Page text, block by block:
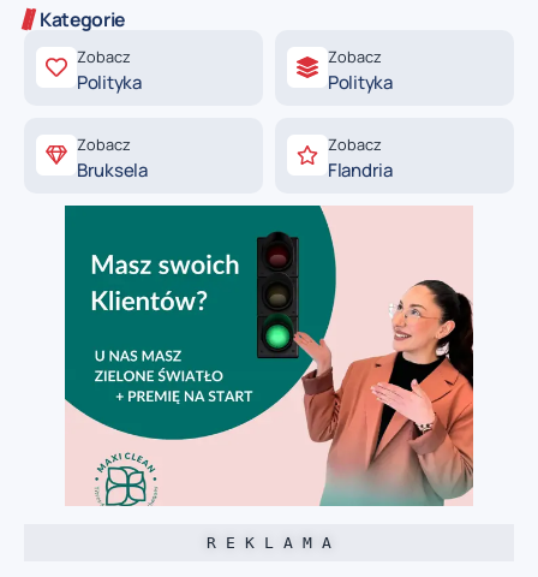
Kategorie
Zobacz
Polityka
Zobacz
Polityka
Zobacz
Bruksela
Zobacz
Flandria
R E K L A M A